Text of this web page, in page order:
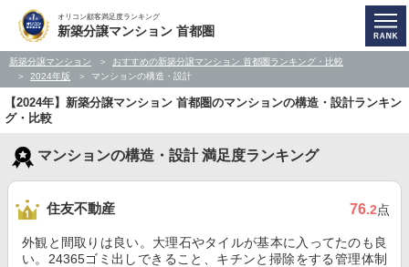
オリコン顧客満足度ランキング
新築分譲マンション 首都圏
新築分譲マンション
おすすめの新築分譲マンション 首都圏ランキング・比較
2024年版
マンションの構造・設計
【2024年】新築分譲マンション 首都圏のマンションの構造・設計ランキン
グ・比較
マンションの構造・設計 満足度ランキング
住友不動産 76.2点
外観と間取りは良い。大理石やタイルが基本に入ってたのも良
い。24365ゴミ出しできること、キチンと掃除をする管理体制